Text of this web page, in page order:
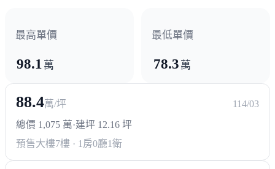
最高單價
98.1 萬
最低單價
78.3 萬
88.4萬/坪
114/03
總價 1,075 萬·建坪 12.16 坪
預售大樓7樓 · 1房0廳1衛